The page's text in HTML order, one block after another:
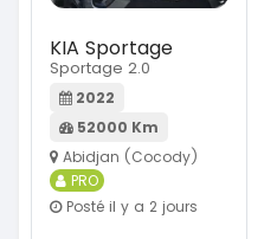
KIA Sportage
Sportage 2.0
2022
52000 Km
Abidjan (Cocody)
PRO
Posté il y a 2 jours